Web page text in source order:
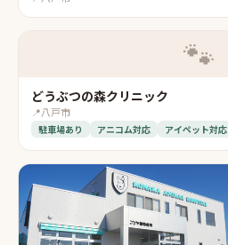
🐾
どうぶつの森クリニック
📍八戸市
駐車場あり アニコム対応 アイペット対応